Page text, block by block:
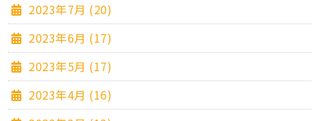
2023年7月 (20)
2023年6月 (17)
2023年5月 (17)
2023年4月 (16)